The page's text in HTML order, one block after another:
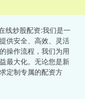
线炒股配资:我们是一
供安全、高效、灵活
操作流程，我们为用
最大化。无论您是新
定制专属的配资方